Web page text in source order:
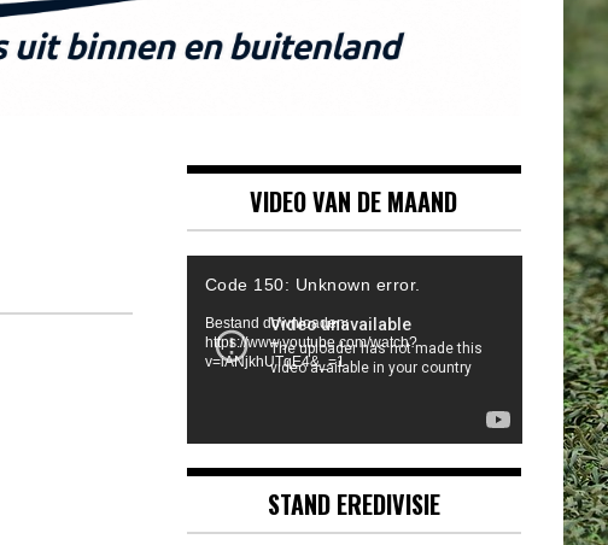
VIDEO VAN DE MAAND
Code 150: Unknown error.
Bestand downloaden:
https://www.youtube.com/watch?
v=iANjkhUTqE4&_=1
STAND EREDIVISIE